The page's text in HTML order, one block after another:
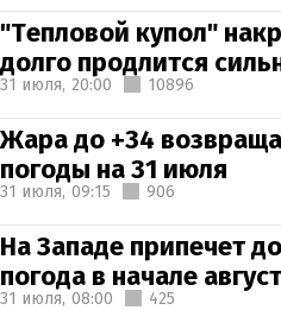
"Тепловой купол"
долго продлится
31 июля, 20:00 10896
Жара до +34
погоды на 31 июля
31 июля, 09:15 906
На Западе припечет
погода в начале
31 июля, 08:00 425